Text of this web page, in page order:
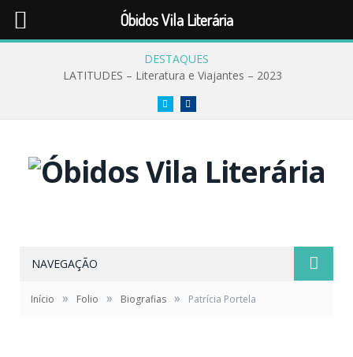
DESTAQUES
LATITUDES – Literatura e Viajantes – 2023
Twitter
NAVEGAÇÃO
Início » Folio » Biografias » Patrícia Portela
Óbidos Vila Literária